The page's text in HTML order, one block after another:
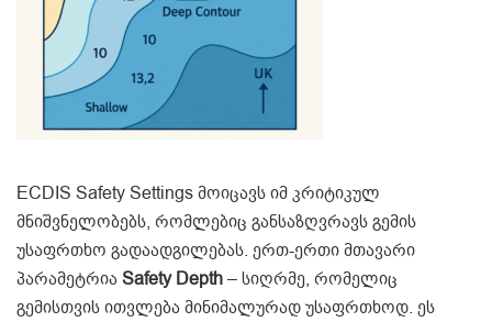
ECDIS Safety Settings მოიცავს იმ კრიტიკულ
მნიშვნელობებს, რომლებიც განსაზღვრავს გემის
უსაფრთხო გადაადგილებას. ერთ-ერთი მთავარი
პარამეტრიაSafety Depth– სიღრმე, რომელიც
გემისთვის ითვლება მინიმალურად უსაფრთხოდ. ეს